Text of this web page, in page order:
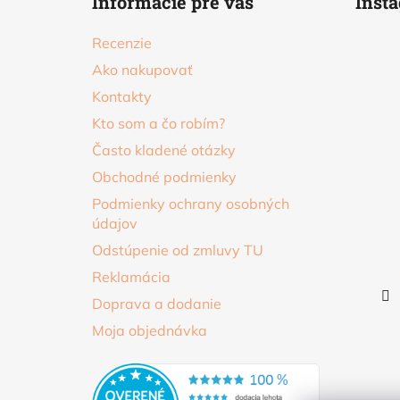
Recenzie
Ako nakupovať
Kontakty
Kto som a čo robím?
Často kladené otázky
Obchodné podmienky
Podmienky ochrany osobných
údajov
Odstúpenie od zmluvy TU
Reklamácia
Doprava a dodanie
Moja objednávka